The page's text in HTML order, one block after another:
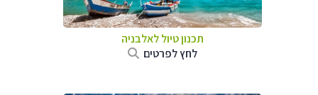
תכנון טיול לאלבניה
לחץ לפרטים